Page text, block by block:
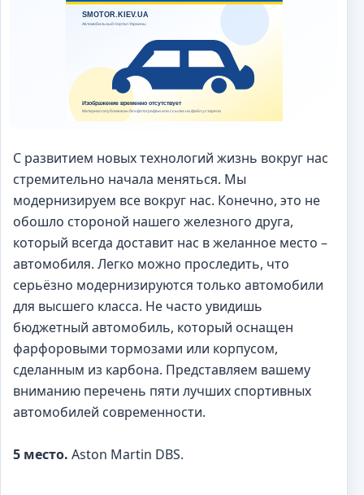
С развитием новых технологий жизнь вокруг нас
стремительно начала меняться. Мы
модернизируем все вокруг нас. Конечно, это не
обошло стороной нашего железного друга,
который всегда доставит нас в желанное место –
автомобиля. Легко можно проследить, что
серьёзно модернизируются только автомобили
для высшего класса. Не часто увидишь
бюджетный автомобиль, который оснащен
фарфоровыми тормозами или корпусом,
сделанным из карбона. Представляем вашему
вниманию перечень пяти лучших спортивных
автомобилей современности.
5 место. Aston Martin DBS.